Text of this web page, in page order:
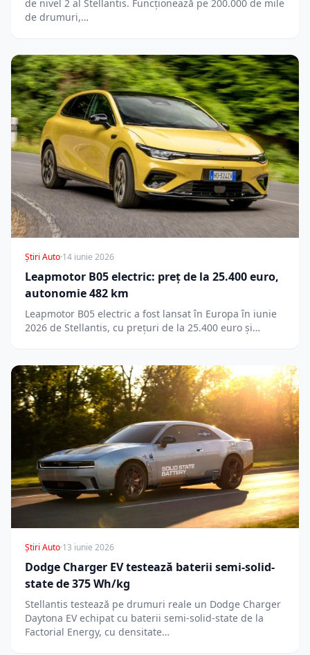
de nivel 2 al Stellantis. Funcționează pe 200.000 de mile
de drumuri,…
Știri Auto·14 iunie 2026
Leapmotor B05 electric: preț de la 25.400 euro,
autonomie 482 km
Leapmotor B05 electric a fost lansat în Europa în iunie
2026 de Stellantis, cu prețuri de la 25.400 euro și…
Știri Auto·13 iunie 2026
Dodge Charger EV testează baterii semi-solid-
state de 375 Wh/kg
Stellantis testează pe drumuri reale un Dodge Charger
Daytona EV echipat cu baterii semi-solid-state de la
Factorial Energy, cu densitate…